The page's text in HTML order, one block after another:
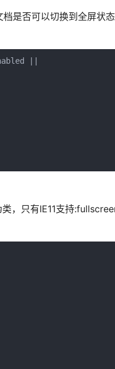
是否可以切换到全屏状
||
，只有IE11支持